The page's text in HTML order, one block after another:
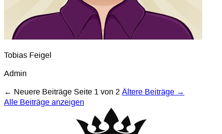
Tobias Feigel
Admin
← Neuere Beiträge Seite 1 von 2 Ältere Beiträge →
Alle Beiträge anzeigen